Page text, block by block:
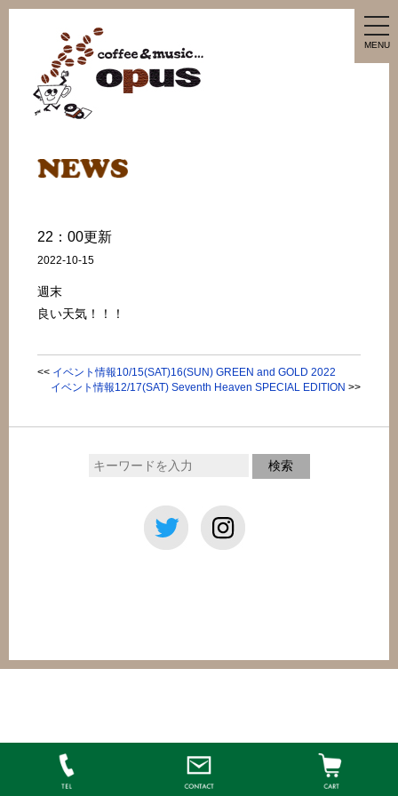
MENU
22：00更新
2022-10-15
週末
良い天気！！！
<< イベント情報10/15(SAT)16(SUN) GREEN and GOLD 2022
イベント情報12/17(SAT) Seventh Heaven SPECIAL EDITION >>